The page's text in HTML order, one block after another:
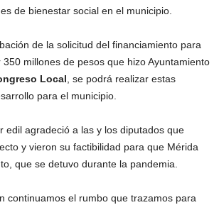
de bienestar social en el municipio.
de la solicitud del financiamiento para
millones de pesos que hizo Ayuntamiento
Local , se podrá realizar estas
para el municipio.
edil agradeció a las y los diputados que
y vieron su factibilidad para que Mérida
que se detuvo durante la pandemia.
continuamos el rumbo que trazamos para